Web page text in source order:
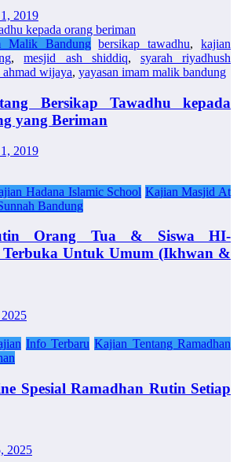
2019
Malik Bandung bersikap tawadhu,kajian
,mesjid ash shiddiq, syarah riyadhush
ahmad wijaya, yayasan imam malik bandung
Bersikap Tawadhu kepada
yang Beriman
2019
Hadana Islamic School Kajian Masjid At
Bandung
Orang Tua & Siswa HI-
Terbuka Untuk Umum (Ikhwan &
Info Terbaru Kajian Tentang Ramadhan
Spesial Ramadhan Rutin Setiap
2025